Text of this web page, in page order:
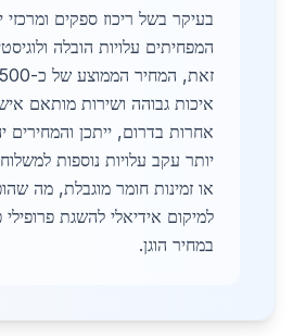
בעיקר בשל ריכוז ספקים ומרכזי
המפחיתים עלויות הובלה
איכות גבוהה ושירות מותאם
אחרות בדרום, ייתכן והמחירים
יותר עקב עלויות נוספות
או זמינות חומר מוגבלת, מה
למיקום אידיאלי להשגת פרופילי
במחיר הוגן.